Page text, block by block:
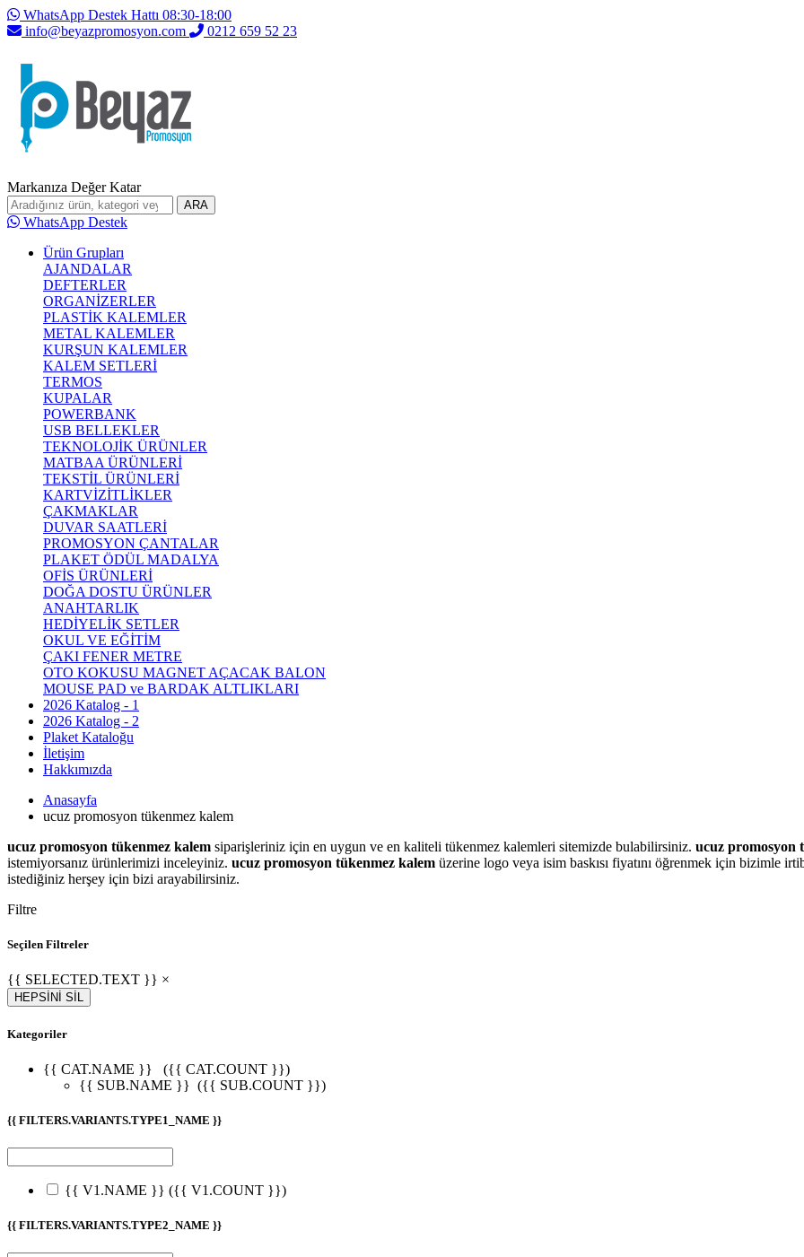
WhatsApp Destek Hattı 08:30-18:00
info@beyazpromosyon.com
0212 659 52 23
Markanıza Değer Katar
ARA
WhatsApp Destek
Ürün Grupları
AJANDALAR
DEFTERLER
ORGANİZERLER
PLASTİK KALEMLER
METAL KALEMLER
KURŞUN KALEMLER
KALEM SETLERİ
TERMOS
KUPALAR
POWERBANK
USB BELLEKLER
TEKNOLOJİK ÜRÜNLER
MATBAA ÜRÜNLERİ
TEKSTİL ÜRÜNLERİ
KARTVİZİTLİKLER
ÇAKMAKLAR
DUVAR SAATLERİ
PROMOSYON ÇANTALAR
PLAKET ÖDÜL MADALYA
OFİS ÜRÜNLERİ
DOĞA DOSTU ÜRÜNLER
ANAHTARLIK
HEDİYELİK SETLER
OKUL VE EĞİTİM
ÇAKI FENER METRE
OTO KOKUSU MAGNET AÇACAK BALON
MOUSE PAD ve BARDAK ALTLIKLARI
2026 Katalog - 1
2026 Katalog - 2
Plaket Kataloğu
İletişim
Hakkımızda
Anasayfa
ucuz promosyon tükenmez kalem
ucuz promosyon tükenmez kalem siparişleriniz için en uygun ve en kaliteli tükenmez kalemleri sitemizde bulabilirsiniz. ucuz promosyon
istemiyorsanız ürünlerimizi inceleyiniz. ucuz promosyon tükenmez kalem üzerine logo veya isim baskısı fiyatını öğrenmek için bizimle
istediğiniz herşey için bizi arayabilirsiniz.
Filtre
Seçilen Filtreler
{{ SELECTED.TEXT }} ×
HEPSİNİ SİL
Kategoriler
{{ CAT.NAME }}
({{ CAT.COUNT }})
{{ SUB.NAME }} ({{ SUB.COUNT }})
{{ FILTERS.VARIANTS.TYPE1_NAME }}
{{ V1.NAME }} ({{ V1.COUNT }})
{{ FILTERS.VARIANTS.TYPE2_NAME }}